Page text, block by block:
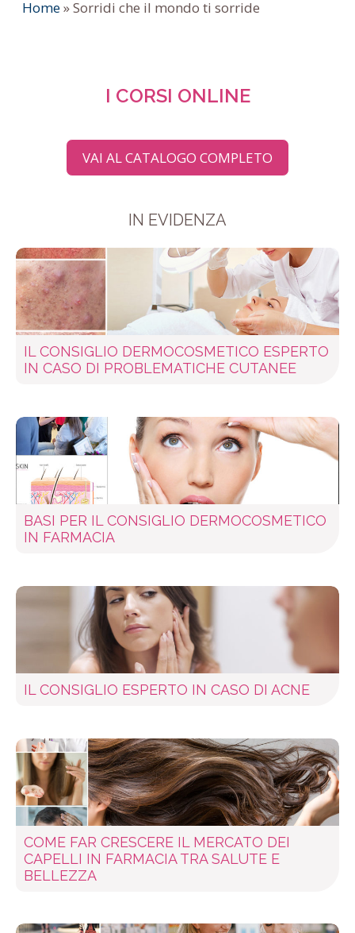
Home»Sorridi che il mondo ti sorride
I CORSI ONLINE
VAI AL CATALOGO COMPLETO
IN EVIDENZA
IL CONSIGLIO DERMOCOSMETICO ESPERTO
IN CASO DI PROBLEMATICHE CUTANEE
BASI PER IL CONSIGLIO DERMOCOSMETICO
IN FARMACIA
IL CONSIGLIO ESPERTO IN CASO DI ACNE
COME FAR CRESCERE IL MERCATO DEI
CAPELLI IN FARMACIA TRA SALUTE E
BELLEZZA